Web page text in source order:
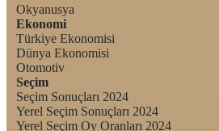
Okyanusya
Ekonomi
Türkiye Ekonomisi
Dünya Ekonomisi
Otomotiv
Seçim
Seçim Sonuçları 2024
Yerel Seçim Sonuçları 2024
Yerel Seçim Oy Oranları 2024